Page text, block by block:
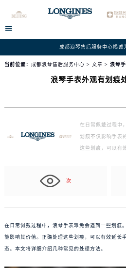

成都浪琴售后服务中心竭诚
当前位置： 成都浪琴售后服务中心 > 文章 > 浪琴
浪琴手表外观有划痕
在日常佩戴过程中
划痕不仅影响手表
这些划痕，可以有
次
在日常佩戴过程中，浪琴手表难免会遇到一些划痕
能影响其价值。正确处理这些划痕，可以有效延长
态。本文将详细介绍几种常见的处理方法。